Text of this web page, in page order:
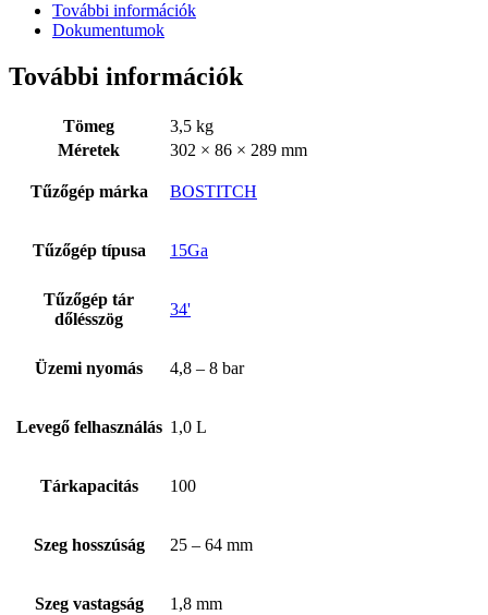
További információk
Dokumentumok
További információk
Tömeg
3,5 kg
Méretek
302 × 86 × 289 mm
Tűzőgép márka BOSTITCH
Tűzőgép típusa 15Ga
Tűzőgép tár
dőlésszög
34'
Üzemi nyomás 4,8 – 8 bar
Levegő felhasználás 1,0 L
Tárkapacitás 100
Szeg hosszúság 25 – 64 mm
Szeg vastagság 1,8 mm